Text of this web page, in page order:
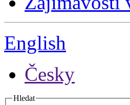
English
Česky
Hledat